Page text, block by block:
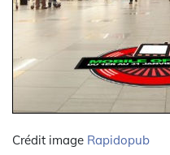
Crédit image Rapidopub